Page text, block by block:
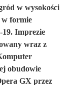
w wysokości
w formie
19. Imprezie
wraz z
obudowie
GX przez